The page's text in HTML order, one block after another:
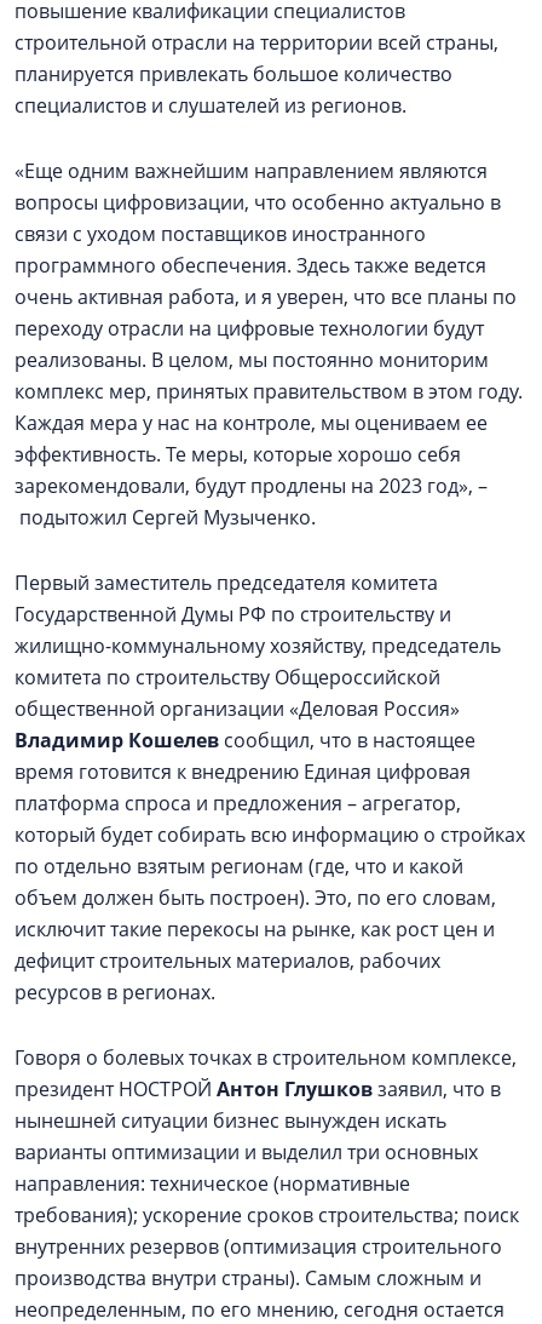
повышение квалификации специалистов
строительной отрасли на территории всей страны,
планируется привлекать большое количество
специалистов и слушателей из регионов.
«Еще одним важнейшим направлением являются
вопросы цифровизации, что особенно актуально в
связи с уходом поставщиков иностранного
программного обеспечения. Здесь также ведется
очень активная работа, и я уверен, что все планы по
переходу отрасли на цифровые технологии будут
реализованы. В целом, мы постоянно мониторим
комплекс мер, принятых правительством в этом году.
Каждая мера у нас на контроле, мы оцениваем ее
эффективность. Те меры, которые хорошо себя
зарекомендовали, будут продлены на 2023 год», –
подытожил Сергей Музыченко.
Первый заместитель председателя комитета
Государственной Думы РФ по строительству и
жилищно-коммунальному хозяйству, председатель
комитета по строительству Общероссийской
общественной организации «Деловая Россия»
Владимир Кошелев сообщил, что в настоящее
время готовится к внедрению Единая цифровая
платформа спроса и предложения – агрегатор,
который будет собирать всю информацию о стройках
по отдельно взятым регионам (где, что и какой
объем должен быть построен). Это, по его словам,
исключит такие перекосы на рынке, как рост цен и
дефицит строительных материалов, рабочих
ресурсов в регионах.
Говоря о болевых точках в строительном комплексе,
президент НОСТРОЙ Антон Глушковзаявил, что в
нынешней ситуации бизнес вынужден искать
варианты оптимизации и выделил три основных
направления: техническое (нормативные
требования); ускорение сроков строительства; поиск
внутренних резервов (оптимизация строительного
производства внутри страны). Самым сложным и
неопределенным, по его мнению, сегодня остается